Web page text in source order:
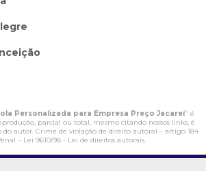
Personalizada para Empresa Preço Jacareí" é
parcial ou total, mesmo citando nossos links, é
autor. Crime de violação de direito autoral – artigo 184
– Lei 9610/98 - Lei de direitos autorais.